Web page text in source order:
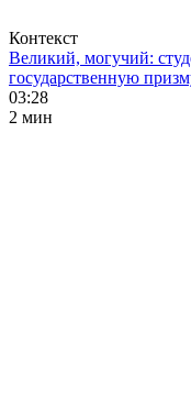
Контекст
Великий, могучий:
государственную
03:28
2 мин